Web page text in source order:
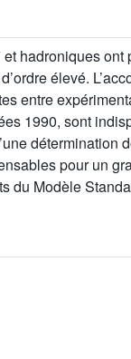
et hadroniques ont
élevé.
entre
1990, sont
détermination
pour un
du Modèle